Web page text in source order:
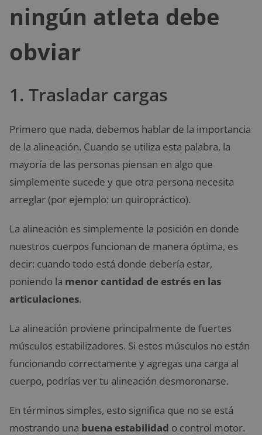
ningún atleta debe
obviar
1. Trasladar cargas
Primero que nada, debemos hablar de la importancia
de la alineación. Cuando se utiliza esta palabra, la
mayoría de las personas piensan en algo que
simplemente sucede y que otra persona necesita
arreglar (por ejemplo: un quiropráctico).
La alineación es simplemente la posición en donde
nuestros cuerpos funcionan de manera óptima, es
decir: cuando todo está donde debería estar,
poniendo la menor cantidad de estrés en las
articulaciones.
La alineación proviene principalmente de fuertes
músculos estabilizadores. Si estos músculos no están
funcionando correctamente y agregas una carga al
cuerpo, podrías ver tu alineación desmoronarse.
En términos simples, esto significa que no se está
mostrando una buena estabilidad o control motor.